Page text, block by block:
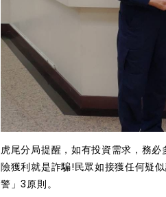
虎尾分局提醒，如有投資需求，務
險獲利就是詐騙!民眾如接獲任何疑
警」3原則。